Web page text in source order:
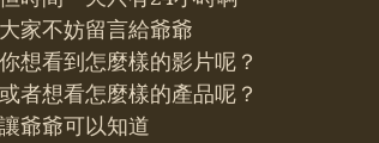
大家不妨留言給爺爺
你想看到怎麼樣的影片呢？
或者想看怎麼樣的產品呢？
讓爺爺可以知道